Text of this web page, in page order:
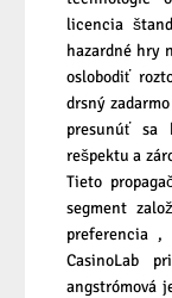
licencia
hazardné hry
oslobodiť
drsný
presunúť sa
rešpektu a
Tieto
segment
preferencia
CasinoLab
angstrómová